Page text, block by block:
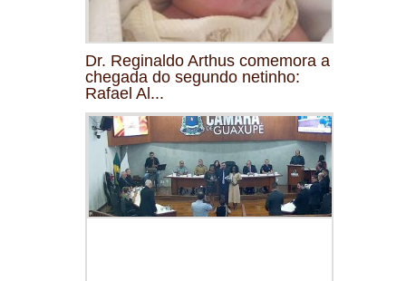
Dr. Reginaldo Arthus comemora a
chegada do segundo netinho:
Rafael Al...